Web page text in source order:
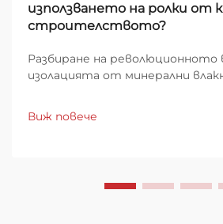
използването на ролки от
строителството?
Разбиране на революционното
изолацията от минерални
изживял забележителна
изолационните материали
Виж повече